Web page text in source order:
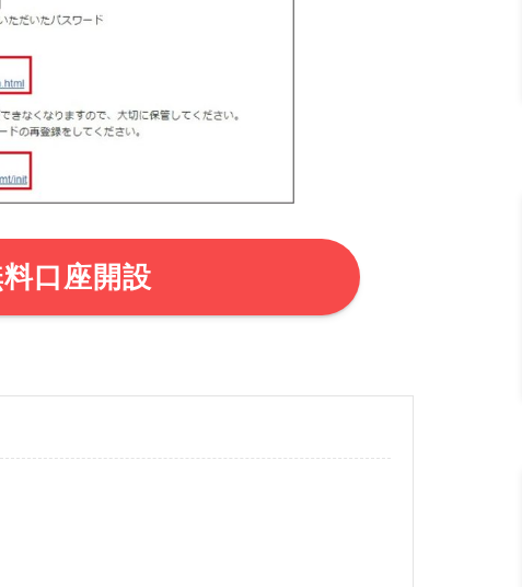
口座開設